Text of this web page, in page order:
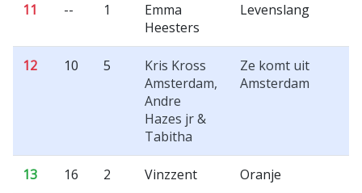
11 -- 1
Emma
Heesters
Levenslang
12 10 5
Kris Kross
Amsterdam,
Andre
Hazes jr &
Tabitha
Ze komt uit
Amsterdam
13 16 2 Vinzzent Oranje